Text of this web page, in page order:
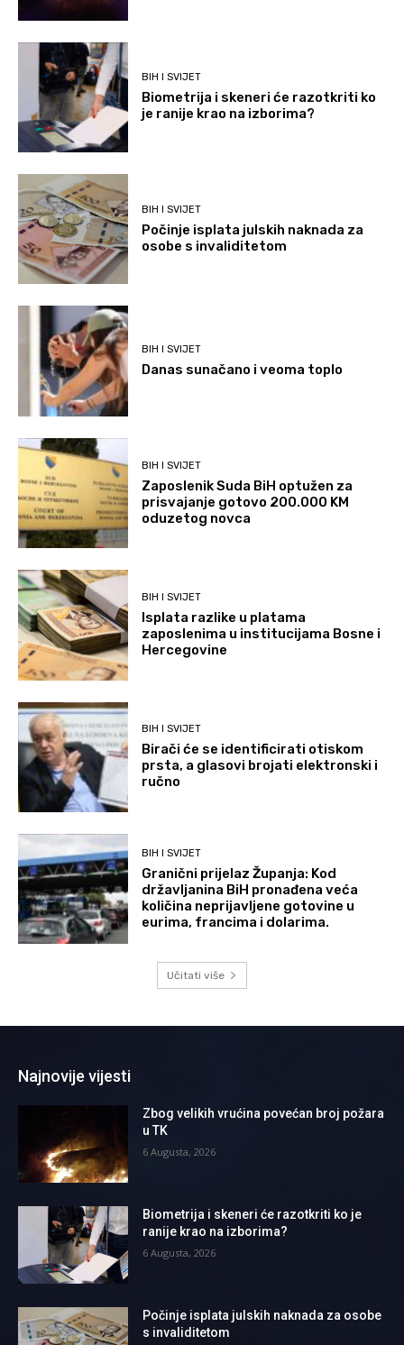
BIH I SVIJET
Biometrija i skeneri će razotkriti ko
je ranije krao na izborima?
BIH I SVIJET
Počinje isplata julskih naknada za
osobe s invaliditetom
BIH I SVIJET
Danas sunačano i veoma toplo
BIH I SVIJET
Zaposlenik Suda BiH optužen za
prisvajanje gotovo 200.000 KM
oduzetog novca
BIH I SVIJET
Isplata razlike u platama
zaposlenima u institucijama Bosne i
Hercegovine
BIH I SVIJET
Birači će se identificirati otiskom
prsta, a glasovi brojati elektronski i
ručno
BIH I SVIJET
Granični prijelaz Županja: Kod
državljanina BiH pronađena veća
količina neprijavljene gotovine u
eurima, francima i dolarima.
Učitati više
Najnovije vijesti
Zbog velikih vrućina povećan broj požara
u TK
6 Augusta, 2026
Biometrija i skeneri će razotkriti ko je
ranije krao na izborima?
6 Augusta, 2026
Počinje isplata julskih naknada za osobe
s invaliditetom